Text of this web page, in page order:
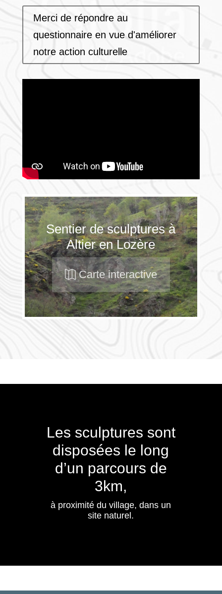
Merci de répondre au
questionnaire en vue d'améliorer
notre action culturelle
Sentier de sculptures à
Altier en Lozère
Carte interactive
Les sculptures sont
disposées le long
d’un parcours de
3km,
à proximité du village, dans un
site naturel.